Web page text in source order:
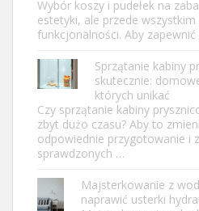
Wybór koszy i pudełek na
estetyki, ale przede
funkcjonalności. Aby
Sprzątanie kabiny
skutecznie:
których unikać
Czy sprzątanie kabiny
zbyt dużo czasu? Aby to
odpowiednie przygotowanie i
sprawdzonych …
Majsterkowanie z
naprawić usterki